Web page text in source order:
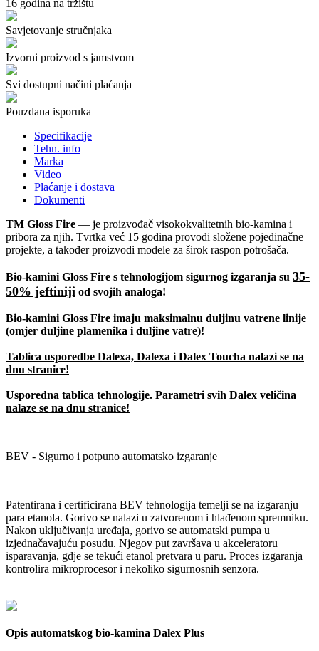
16 godina na tržištu
Savjetovanje stručnjaka
Izvorni proizvod s jamstvom
Svi dostupni načini plaćanja
Pouzdana isporuka
Specifikacije
Tehn. info
Marka
Video
Plaćanje i dostava
Dokumenti
ТМ Gloss Fire — je proizvođač visokokvalitetnih bio-kamina i
pribora za njih. Tvrtka već 15 godina provodi složene pojedinačne
projekte, a također proizvodi modele za širok raspon potrošača.
Bio-kamini Gloss Fire s tehnologijom sigurnog izgaranja su 35-
50% jeftiniji od svojih analoga!
Bio-kamini Gloss Fire imaju maksimalnu duljinu vatrene linije
(omjer duljine plamenika i duljine vatre)!
Tablica usporedbe Dalexa, Dalexa i Dalex Toucha nalazi se na
dnu stranice!
Usporedna tablica tehnologije. Parametri svih Dalex veličina
nalaze se na dnu stranice!
BEV - Sigurno i potpuno automatsko izgaranje
Patentirana i certificirana BEV tehnologija temelji se na izgaranju
para etanola. Gorivo se nalazi u zatvorenom i hlađenom spremniku.
Nakon uključivanja uređaja, gorivo se automatski pumpa u
izjednačavajuću posudu. Njegov put završava u akceleratoru
isparavanja, gdje se tekući etanol pretvara u paru. Proces izgaranja
kontrolira mikroprocesor i nekoliko sigurnosnih senzora.
Opis automatskog bio-kamina Dalex Plus